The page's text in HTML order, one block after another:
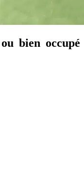
bien occupé